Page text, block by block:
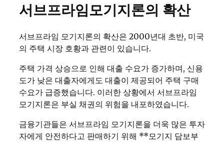
서브프라임모기지론의 확산
서브프라임 모기지론의 확산은 2000년대 초반, 미국
의 주택 시장 호황과 관련이 있습니다.
주택 가격 상승으로 인해 대출 수요가 증가하며, 신용
도가 낮은 대출자에게도 대출이 제공되어 주택 구매
수요가 급증했습니다. 이러한 상황에서 서브프라임
모기지론은 부실 채권의 위험을 내포하였습니다.
금융기관들은 서브프라임 모기지론을 더욱 많은 투자
자에게 안전하다고 판매하기 위해 **모기지 담보부